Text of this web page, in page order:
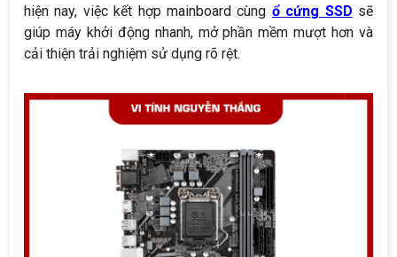
hiện nay, việc kết hợp mainboard cùng ổ cứng SSD sẽ
giúp máy khởi động nhanh, mở phần mềm mượt hơn và
cải thiện trải nghiệm sử dụng rõ rệt.